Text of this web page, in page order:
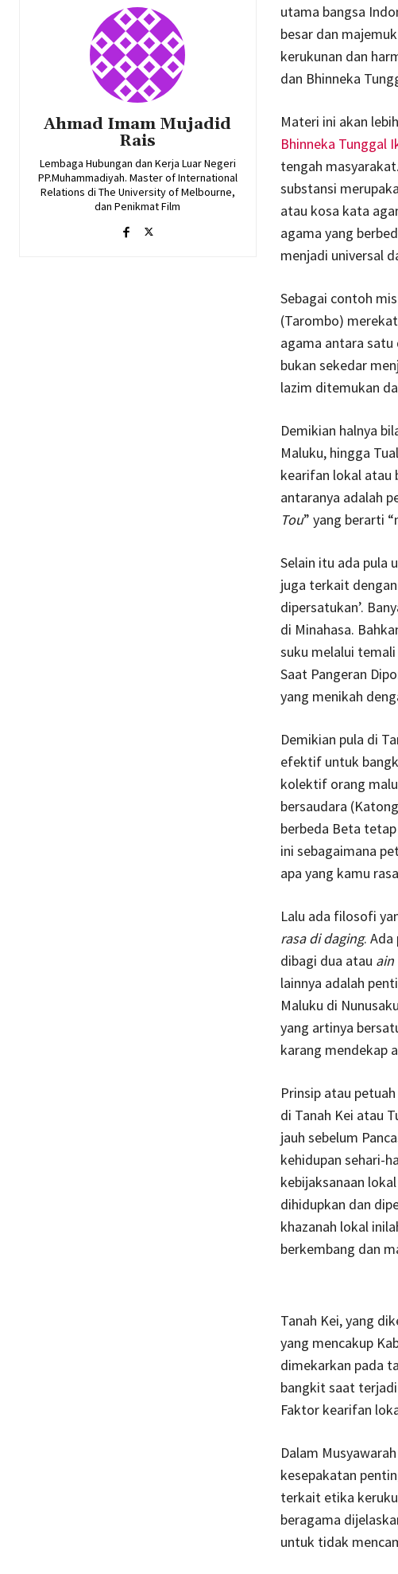
Ahmad Imam Mujadid
Rais
Lembaga Hubungan dan Kerja Luar Negeri
PP.Muhammadiyah. Master of International
Relations di The University of Melbourne,
dan Penikmat Film
utama bangsa
besar dan
kerukunan dan
dan Bhinneka
Materi ini akan
Bhinneka Tunggal
tengah
substansi
atau kosa kata
agama yang
menjadi universal
Sebagai contoh
(Tarombo)
agama antara satu
bukan sekedar
lazim ditemukan
Demikian halnya
Maluku, hingga
kearifan lokal atau
antaranya adalah
Tou” yang berarti
Selain itu ada pula
juga terkait
dipersatukan’.
di Minahasa.
suku melalui
Saat Pangeran
yang menikah
Demikian pula di
efektif untuk
kolektif orang
bersaudara
berbeda Beta
ini sebagaimana
apa yang kamu
Lalu ada filosofi
rasa di daging. Ada
dibagi dua atau ain
lainnya adalah
Maluku di
yang artinya
karang mendekap
Prinsip atau
di Tanah Kei atau
jauh sebelum
kehidupan sehari-
kebijaksanaan
dihidupkan dan
khazanah lokal
berkembang dan
Tanah Kei, yang
yang mencakup
dimekarkan pada
bangkit saat
Faktor kearifan
Dalam
kesepakatan
terkait etika
beragama
untuk tidak